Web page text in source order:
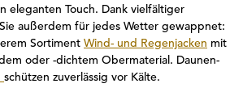
eleganten Touch. Dank vielfältiger
außerdem für jedes Wetter gewappnet:
Sortiment Wind- und Regenjacken mit
oder -dichtem Obermaterial. Daunen-
schützen zuverlässig vor Kälte.